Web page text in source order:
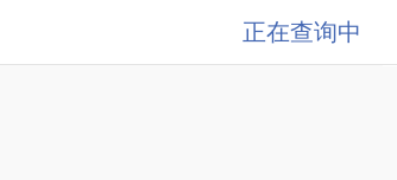
正在查询中